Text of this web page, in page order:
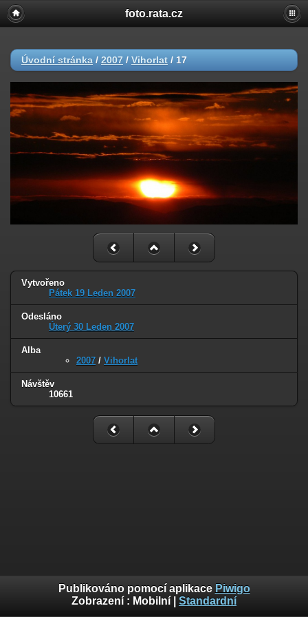
foto.rata.cz
Úvodní stránka / 2007 / Vihorlat / 17
Vytvořeno
Pátek 19 Leden 2007
Odesláno
Úterý 30 Leden 2007
Alba
2007 / Vihorlat
Návštěv
10661
Publikováno pomocí aplikace Piwigo
Zobrazení : Mobilní Standardní